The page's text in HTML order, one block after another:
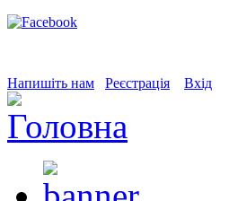
Напишіть нам Реєстрація Вхід